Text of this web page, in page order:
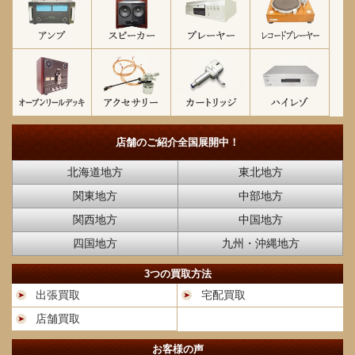
店舗のご紹介全国展開中！
北海道地方
東北地方
関東地方
中部地方
関西地方
中国地方
四国地方
九州・沖縄地方
3つの買取方法
出張買取
宅配買取
店舗買取
お客様の声